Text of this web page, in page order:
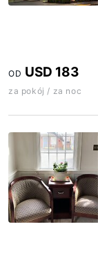
OD USD 183
za pokój / za noc